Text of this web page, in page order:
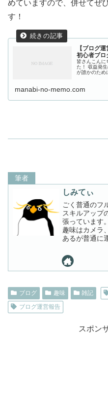
めていますので、併せてぜ
す！
【ブログ
初心者ブロ
皆さんこんに
た！ 収益発
が誰かのため
manabi-no-memo.com
筆者
しみてぃ
ごく普通のフ
スキルアップ
張っています。
趣味はカメラ
あるが普通に
ブログ 趣味 雑記
ブログ運営報告
スポン